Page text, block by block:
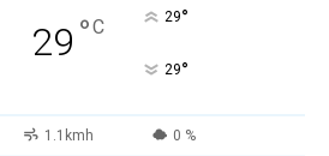
29 °C 29°
29°
1.1kmh 0 %